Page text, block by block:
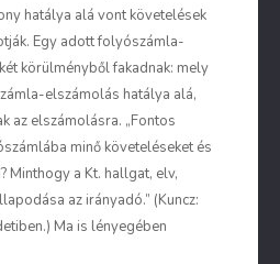
hatálya alá vont követelések
Egy adott folyószámla-
körülményből fakadnak: mely
elszámolás hatálya alá,
az elszámolásra. „Fontos
minő követeléseket és
Minthogy a Kt. hallgat, elv,
az irányadó.” (Kuncz:
Ma is lényegében